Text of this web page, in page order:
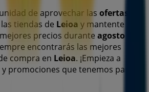
de aprovechar las ofertas
tiendas de Leioa y mantente
mejores precios durante agosto de
encontrarás las mejores
compra en Leioa. ¡Empieza a
y promociones que tenemos para ti